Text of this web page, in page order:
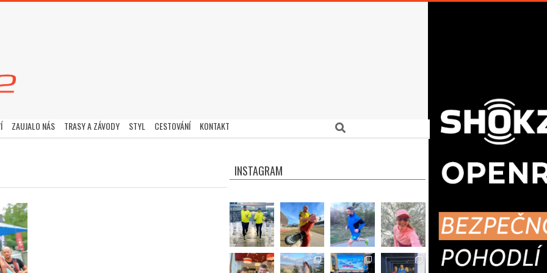
ZAUJALO NÁS TRASY A ZÁVODY STYL CESTOVÁNÍ KONTAKT Search
INSTAGRAM